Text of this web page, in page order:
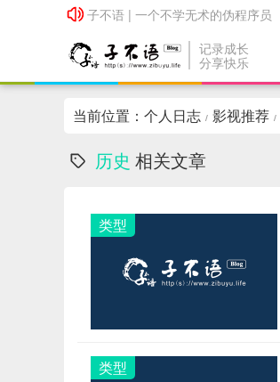
子不语 | 一个不学无术的伪程序员
记录成长
分享快乐
当前位置： 个人日志 / 影视推荐 /
历史 相关文章
类型
类型